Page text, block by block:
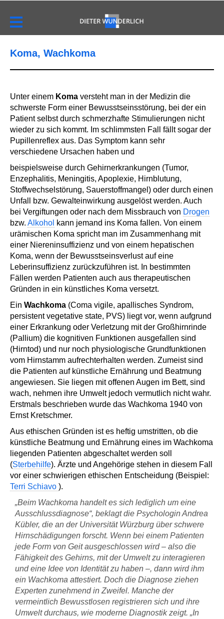
Koma, Wachkoma
Unter einem Koma versteht man in der Medizin die
schwerste Form einer Bewusstseinsstörung, bei der ein
Patient selbst durch schmerzhafte Stimulierungen nicht
wieder zu sich kommt. Im schlimmsten Fall fällt sogar der
Pupillenreflex aus. Das Symptom kann sehr
verschiedene Ursachen haben und
beispielsweise durch Gehirnerkrankungen (Tumor,
Enzephalitis, Meningitis, Apoplexie, Hirnblutung,
Stoffwechselstörung, Sauerstoffmangel) oder durch einen
Unfall bzw. Gewalteinwirkung ausgelöst werden. Auch
bei Vergiftungen oder nach dem Missbrauch von Drogen
bzw. Alkohol kann jemand ins Koma fallen. Von einem
urämischen Koma spricht man im Zusammenhang mit
einer Niereninsuffizienz und von einem hepatischen
Koma, wenn der Bewusstseinsverlust auf eine
Leberinsuffizienz zurückzuführen ist. In bestimmten
Fällen werden Patienten auch aus therapeutischen
Gründen in ein künstliches Koma versetzt.
Ein Wachkoma (Coma vigile, apallisches Syndrom,
persistent vegetative state, PVS) liegt vor, wenn aufgrund
einer Erkrankung oder Verletzung mit der Großhirnrinde
(Pallium) die kognitiven Funktionen ausgefallen sind
(Hirntod) und nur noch physiologische Grundfunktionen
vom Hirnstamm aufrechterhalten werden. Zumeist sind
die Patienten auf künstliche Ernährung und Beatmung
angewiesen. Sie liegen mit offenen Augen im Bett, sind
wach, nehmen ihre Umwelt jedoch vermutlich nicht wahr.
Erstmals beschrieben wurde das Wachkoma 1940 von
Ernst Kretschmer.
Aus ethischen Gründen ist es heftig umstritten, ob die
künstliche Beatmung und Ernährung eines im Wachkoma
liegenden Patienten abgeschaltet werden soll
(Sterbehilfe). Ärzte und Angehörige stehen in diesem Fall
vor einer schwierigen ethischen Entscheidung (Beispiel:
Terri Schiavo ).
„Beim Wachkoma handelt es sich lediglich um eine
Ausschlussdiagnose“, beklagt die Psychologin Andrea
Kübler, die an der Universität Würzburg über schwere
Hirnschädigungen forscht. Wenn bei einem Patienten
jede Form von Geit ausgeschlossen wird – also die
Fähigkeit des Gehirns, mit der Umwelt zu interagieren
und eine Idee von Identität zu haben –, dann wird ihm
ein Wachkoma attestiert. Doch die Diagnose ziehen
Experten zunehmend in Zweifel. Manche der
vermeintlich Bewusstlosen registrieren sich und ihre
Umwelt durchaus, wie moderne Diagnostik zeigt. „In